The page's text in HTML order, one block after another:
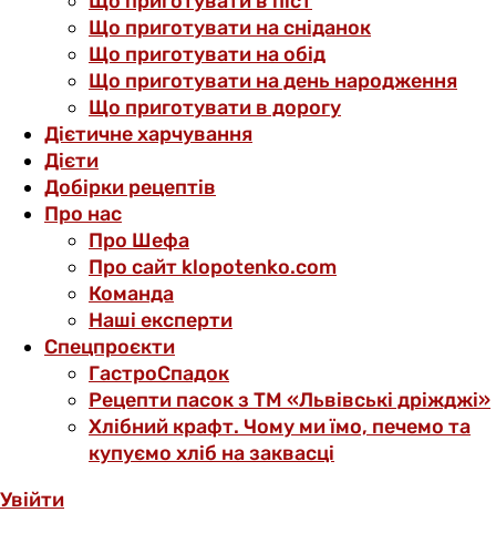
Що приготувати на сніданок
Що приготувати на обід
Що приготувати на день народження
Що приготувати в дорогу
Дієтичне харчування
Дієти
Добірки рецептів
Про нас
Про Шефа
Про сайт klopotenko.com
Команда
Наші експерти
Спецпроєкти
ГастроСпадок
Рецепти пасок з ТМ «Львівські дріжджі»
Хлібний крафт. Чому ми їмо, печемо та
купуємо хліб на заквасці
Увійти